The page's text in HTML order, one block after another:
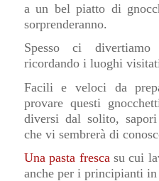
a un bel piatto di
sorprenderanno.
Spesso ci
ricordando i luoghi
Facili e veloci da
provare questi
diversi dal solito,
che vi sembrerà di
Una pasta fresca su cui
anche per i principianti in